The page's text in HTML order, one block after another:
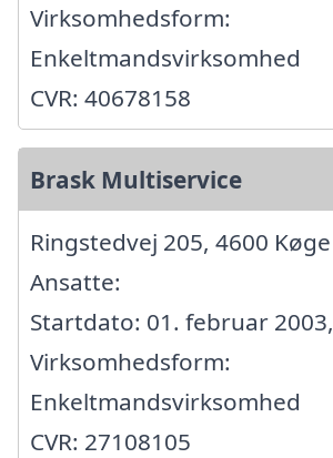
Virksomhedsform:
Enkeltmandsvirksomhed
CVR: 40678158
Brask Multiservice
Ringstedvej 205, 4600 Køge
Ansatte:
Startdato: 01. februar 2003,
Virksomhedsform:
Enkeltmandsvirksomhed
CVR: 27108105